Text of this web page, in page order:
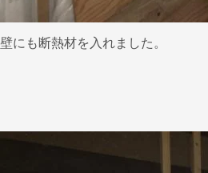
壁にも断熱材を入れました。